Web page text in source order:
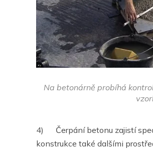
Na betonárně probíhá
4) Čerpání betonu zajistí
konstrukce také dalšími